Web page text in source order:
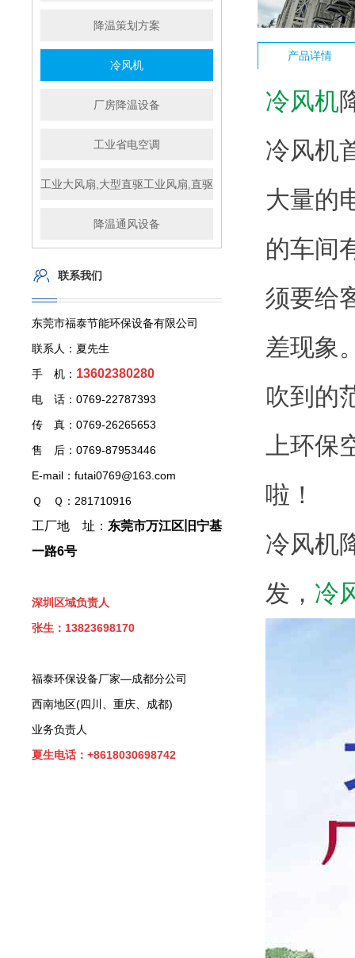
降温策划方案
冷风机
厂房降温设备
工业省电空调
工业大风扇,大型直驱工业风扇,直驱工业风扇,工业大吊扇,大型
降温通风设备
联系我们
东莞市福泰节能环保设备有限公司
联系人：夏先生
手 机： 13602380280
电 话：0769-22787393
传 真：0769-26265653
售 后：0769-87953446
E-mail：futai0769@163.com
Ｑ Ｑ：281710916
工厂地 址： 东莞市万江区旧宁基
一路6号
深圳区域负责人
张生：13823698170
福泰环保设备厂家—成都分公司
西南地区(四川、重庆、成都)
业务负责人
夏生电话：+8618030698742
产品详情
冷风机
冷风机
大量的
的车间
须要给
差现象
吹到的
上环保
啦！
冷风机
发， 冷